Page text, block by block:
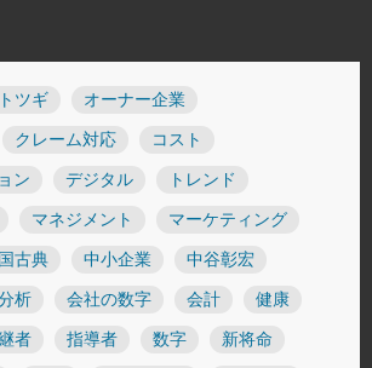
ツギ オーナー企業
クレーム対応 コスト
ン デジタル トレンド
マネジメント マーケティング
古典 中小企業 中谷彰宏
析 会社の数字 会計 健康
者 指導者 数字 新将命